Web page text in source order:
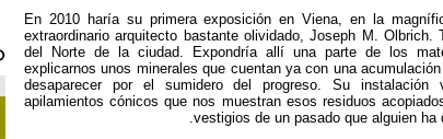
En 2010 haría su primera exposición en Viena,en la
extraordinario arquitecto bastante olividado,Joseph M .Olbrich.
del Norte de la ciudad.
Expondría allí una parte de los
explicarnos unos minerales que cuentan ya con una
desaparecer por el sumidero del progreso.Su instalación
apilamientos cónicos que nos muestran esos residuos
vestigios de un pasado que alguien
.